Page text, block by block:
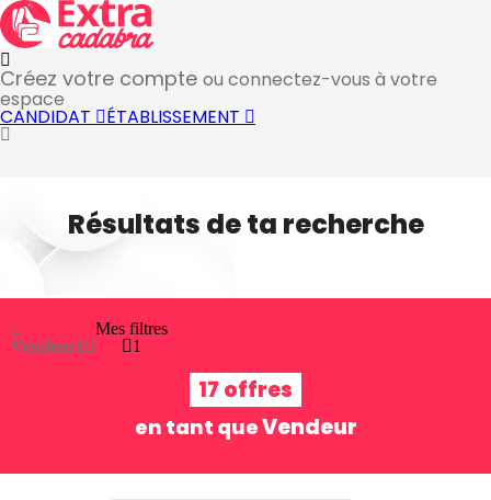
Créez votre compte ou connectez-vous à votre
espace
CANDIDAT ÉTABLISSEMENT
Résultats de ta recherche
Vendeur1
Mes filtres
1
17 offres
en tant queVendeur